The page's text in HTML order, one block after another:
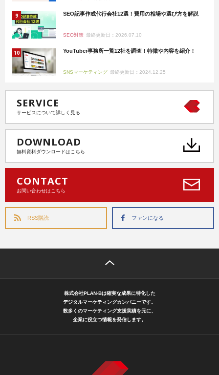
SEO記事作成代行会社12選！費用の相場や選び方を解説
SEO対策 最終更新日：2026.07.10
YouTuber事務所一覧12社を調査！特徴や内容を紹介！
SNSマーケティング 最終更新日：2024.12.25
SERVICE
サービスについて詳しく見る
DOWNLOAD
無料資料ダウンロードはこちら
CONTACT
お問い合わせはこちら
RSS購読 ファンになる
株式会社PLAN-Bは確実な成果に特化した
デジタルマーケティングカンパニーです。
数多くのマーケティング支援実績を元に、
企業に役立つ情報を発信します。